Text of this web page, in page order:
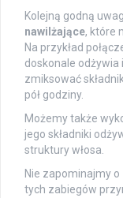
Kolejną godną
nawilżające, które
Na przykład
doskonale odżywia
zmiksować
pół godziny.
Możemy także
jego składniki
struktury włosa.
Nie zapominajmy o
tych zabiegów